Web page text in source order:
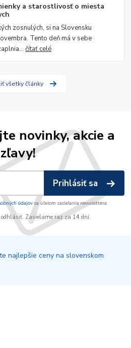
a starostlivosť o miesta
zosnulých, si na Slovensku
Tento deň má v sebe
čítať celé
všetky články
novinky, akcie a
zľavy!
Prihlásiť sa
údajovza účelom zasielania newslettera.
odhlásiť. Zasielame raz za 14 dní.